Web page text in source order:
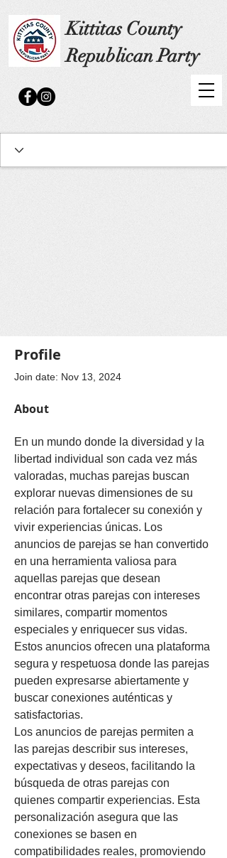
Kittitas County
Republican Party
Profile
Join date: Nov 13, 2024
About
En un mundo donde la diversidad y la
libertad individual son cada vez más
valoradas, muchas parejas buscan
explorar nuevas dimensiones de su
relación para fortalecer su conexión y
vivir experiencias únicas. Los
anuncios de parejas se han convertido
en una herramienta valiosa para
aquellas parejas que desean
encontrar otras parejas con intereses
similares, compartir momentos
especiales y enriquecer sus vidas.
Estos anuncios ofrecen una plataforma
segura y respetuosa donde las parejas
pueden expresarse abiertamente y
buscar conexiones auténticas y
satisfactorias.
Los anuncios de parejas permiten a
las parejas describir sus intereses,
expectativas y deseos, facilitando la
búsqueda de otras parejas con
quienes compartir experiencias. Esta
personalización asegura que las
conexiones se basen en
compatibilidades reales, promoviendo